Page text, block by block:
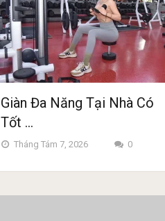
Giàn Đa Năng Tại Nhà Có
Tốt …
Tháng Tám 7, 2026 0